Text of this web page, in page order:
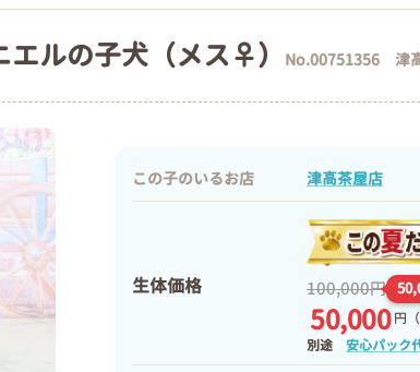
ルの子犬（メス♀） No.00751356 津
この子のいるお店 津高茶屋店
生体価格 100,000円
50,000 円
別途 安心パック